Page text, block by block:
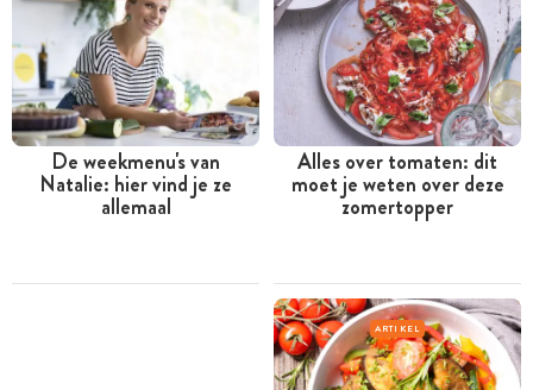
De weekmenu's van
Natalie: hier vind je ze
allemaal
Alles over tomaten: dit
moet je weten over deze
zomertopper
ARTIKEL